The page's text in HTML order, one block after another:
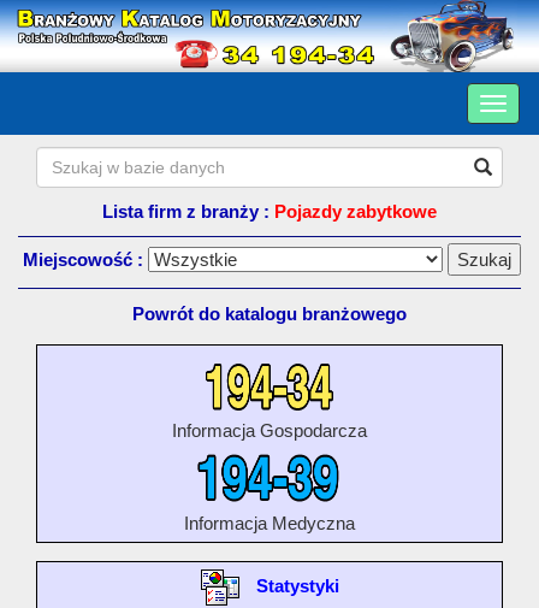
Lista firm z branży : Pojazdy zabytkowe
Miejscowość :
Powrót do katalogu branżowego
Informacja Gospodarcza
Informacja Medyczna
Statystyki